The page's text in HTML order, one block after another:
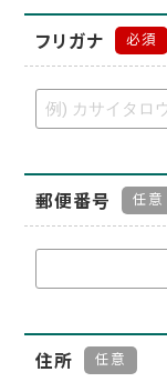
フリガナ 必須
郵便番号 任意
住所 任意